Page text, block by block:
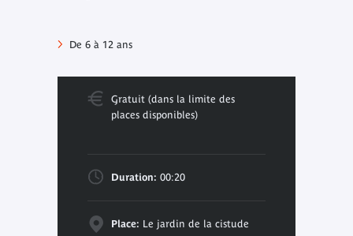
De 6 à 12 ans
Gratuit (dans la limite des
places disponibles)
Duration: 00:20
Place: Le jardin de la cistude